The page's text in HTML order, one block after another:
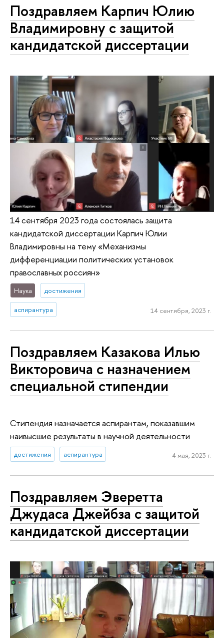
Поздравляем Карпич Юлию
Владимировну с защитой
кандидатской диссертации
14 сентября 2023 года состоялась защита
кандидатской диссертации Карпич Юлии
Владимировны на тему «Механизмы
дифференциации политических установок
православных россиян»
Наука достижения
аспирантура 14 сентября, 2023 г.
Поздравляем Казакова Илью
Викторовича с назначением
специальной стипендии
Стипендия назначается аспирантам, показавшим
наивысшие результаты в научной деятельности
достижения аспирантура 4 мая, 2023 г.
Поздравляем Эверетта
Джудаса Джейбза с защитой
кандидатской диссертации